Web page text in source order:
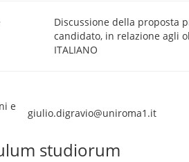
Discussione della proposta
candidato, in relazione agli
ITALIANO
e
giulio.digravio@uniroma1.it
studiorum